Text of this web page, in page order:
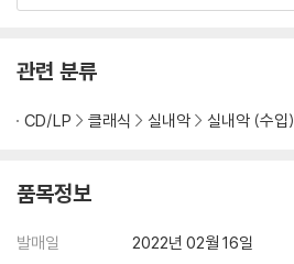
관련 분류
CD/LP 클래식 실내악 실내악 (수입)
품목정보
발매일
2022년 02월 16일